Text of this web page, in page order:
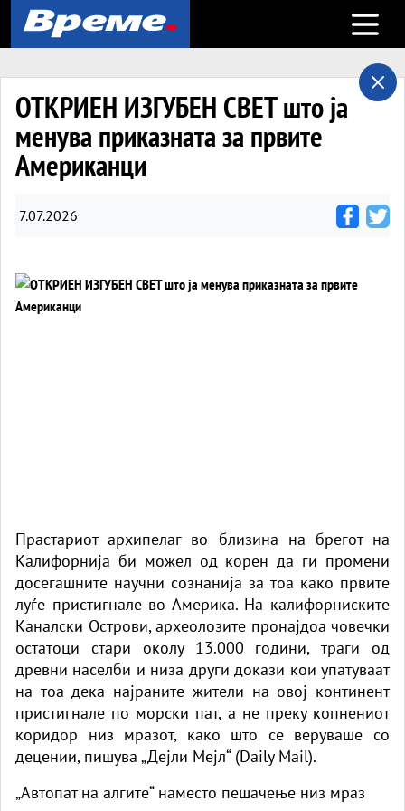
Open
ОТКРИЕН ИЗГУБЕН СВЕТ што ја
менува приказната за првите
Американци
7.07.2026
Прастариот архипелаг во близина на брегот на
Калифорнија би можел од корен да ги промени
досегашните научни сознанија за тоа како првите
луѓе пристигнале во Америка. На калифорниските
Каналски Острови, археолозите пронајдоа човечки
остатоци стари околу 13.000 години, траги од
древни населби и низа други докази кои упатуваат
на тоа дека најраните жители на овој континент
пристигнале по морски пат, а не преку копнениот
коридор низ мразот, како што се веруваше со
децении, пишува „Дејли Мејл“ (Daily Mail).
„Автопат на алгите“ наместо пешачење низ мраз